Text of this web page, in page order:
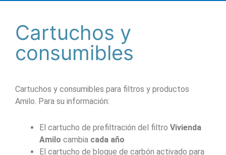
Cartuchos y
consumibles
Cartuchos y consumibles para filtros y productos
Amilo. Para su información:
El cartucho de prefiltración del filtro Vivienda
Amilo cambia cada año
El cartucho de bloque de carbón activado para